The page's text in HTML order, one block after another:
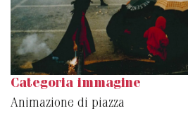
Categoria immagine
Animazione di piazza